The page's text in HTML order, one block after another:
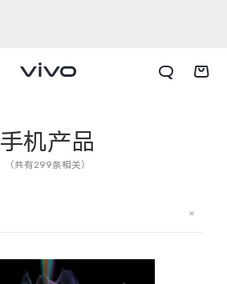
手机产品
（共有299条相关）